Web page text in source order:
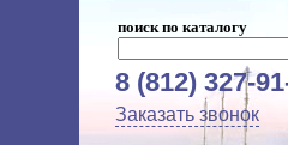
поиск по каталогу
8 (812) 327-
Заказать звонок